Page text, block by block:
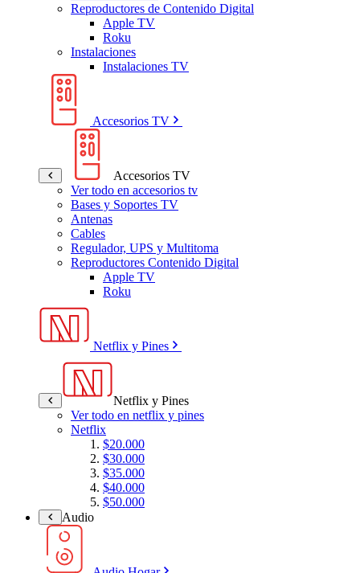
Reproductores de Contenido Digital
Apple TV
Roku
Instalaciones
Instalaciones TV
Accesorios TV
Accesorios TV
Ver todo en accesorios tv
Bases y Soportes TV
Antenas
Cables
Regulador, UPS y Multitoma
Reproductores Contenido Digital
Apple TV
Roku
Netflix y Pines
Netflix y Pines
Ver todo en netflix y pines
Netflix
$20.000
$30.000
$35.000
$40.000
$50.000
Audio